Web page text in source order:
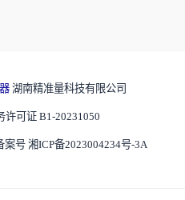
湖南精准量科技有限公司
许可证 B1-20231050
案号 湘ICP备2023004234号-3A